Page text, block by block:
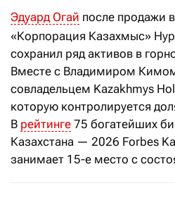
Эдуард Огай после продажи
«Корпорация Казахмыс»
сохранил ряд активов в
Вместе с Владимиром
совладельцем Kazakhmys
которую контролируется
В рейтинге 75 богатейших
Казахстана — 2026 Forbes
занимает 15-е место с